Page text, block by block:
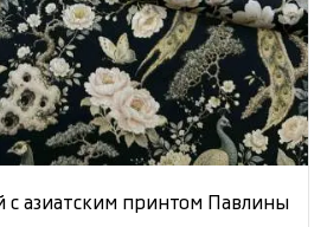
с азиатским принтом Павлины